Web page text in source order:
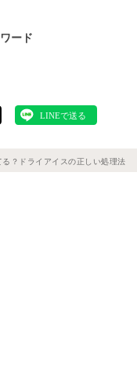
ード
？ドライアイスの正しい処理法と